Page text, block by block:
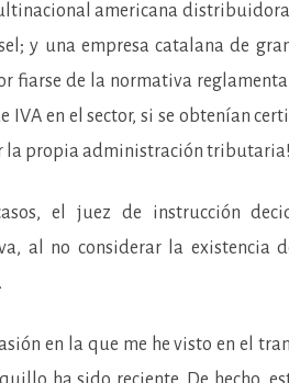
americana
y una empresa catalana de
fiarse de la normativa
IVA en el sector, si se obtenían
la propia administración tributaria!
el juez de instrucción
al no considerar la existencia
en la que me he visto en el